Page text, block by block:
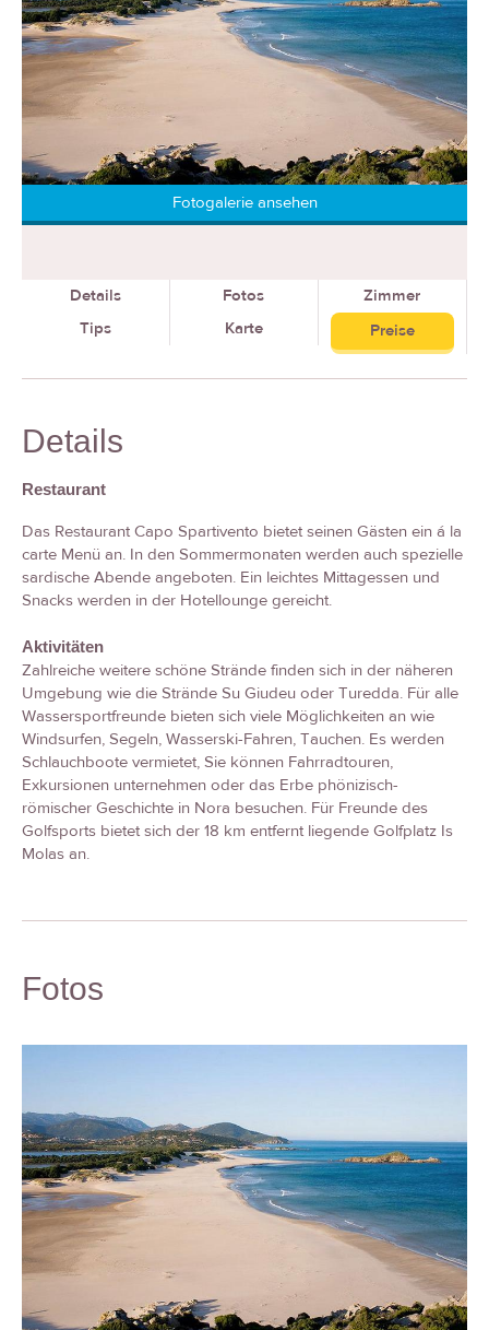
Fotogalerie ansehen
Details Fotos
Zimmer
Tips
Karte Preise
Details
Restaurant
Das Restaurant Capo Spartivento bietet seinen Gästen ein á la
carte Menü an. In den Sommermonaten werden auch spezielle
sardische Abende angeboten. Ein leichtes Mittagessen und
Snacks werden in der Hotellounge gereicht.
Aktivitäten
Zahlreiche weitere schöne Strände finden sich in der näheren
Umgebung wie die Strände Su Giudeu oder Turedda. Für alle
Wassersportfreunde bieten sich viele Möglichkeiten an wie
Windsurfen, Segeln, Wasserski-Fahren, Tauchen. Es werden
Schlauchboote vermietet, Sie können Fahrradtouren,
Exkursionen unternehmen oder das Erbe phönizisch-
römischer Geschichte in Nora besuchen. Für Freunde des
Golfsports bietet sich der 18 km entfernt liegende Golfplatz Is
Molas an.
Fotos